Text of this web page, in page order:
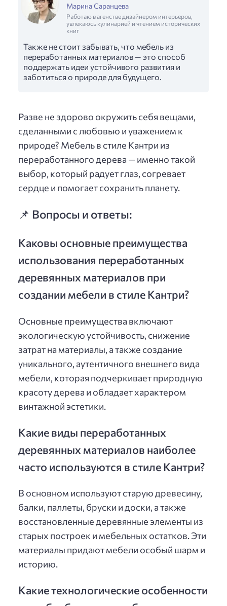
Марина Саранцева
Работаю в агенстве дизайнером интерьеров,
увлекаюсь кулинарией и чтением исторических
книг
Также не стоит забывать, что мебель из
переработанных материалов — это способ
поддержать идеи устойчивого развития и
заботиться о природе для будущего.
Разве не здорово окружить себя вещами,
сделанными с любовью и уважением к
природе? Мебель в стиле Кантри из
переработанного дерева — именно такой
выбор, который радует глаз, согревает
сердце и помогает сохранить планету.
📌 Вопросы и ответы:
Каковы основные преимущества
использования переработанных
деревянных материалов при
создании мебели в стиле Кантри?
Основные преимущества включают
экологическую устойчивость, снижение
затрат на материалы, а также создание
уникального, аутентичного внешнего вида
мебели, которая подчеркивает природную
красоту дерева и обладает характером
винтажной эстетики.
Какие виды переработанных
деревянных материалов наиболее
часто используются в стиле Кантри?
В основном используют старую древесину,
балки, паллеты, бруски и доски, а также
восстановленные деревянные элементы из
старых построек и мебельных остатков. Эти
материалы придают мебели особый шарм и
историю.
Какие технологические особенности